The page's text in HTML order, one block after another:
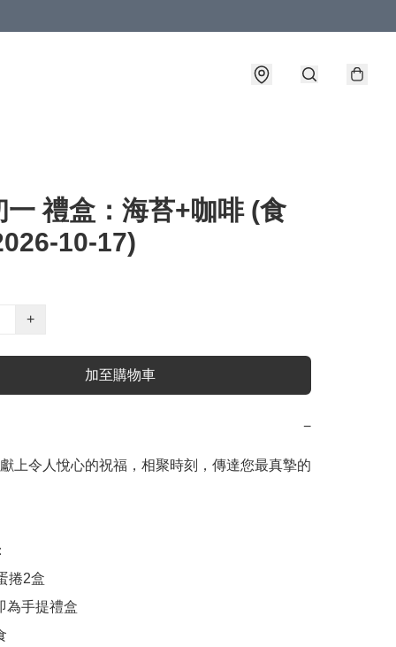
一 禮盒：海苔+咖啡 (食
10-17)
+
加至購物車
−
上令人悅心的祝福，相聚時刻，傳達您最真摯的